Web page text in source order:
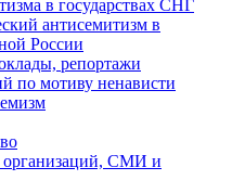
в государствах СНГ
антисемитизм в
России
репортажи
по мотиву ненависти
организаций, СМИ и